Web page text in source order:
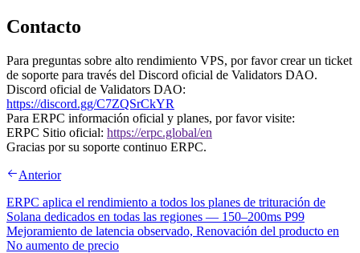
Contacto
Para preguntas sobre alto rendimiento VPS, por favor crear un ticket
de soporte para través del Discord oficial de Validators DAO.
Discord oficial de Validators DAO:
https://discord.gg/C7ZQSrCkYR
Para ERPC información oficial y planes, por favor visite:
ERPC Sitio oficial: https://erpc.global/en
Gracias por su soporte continuo ERPC.
Anterior
ERPC aplica el rendimiento a todos los planes de trituración de
Solana dedicados en todas las regiones — 150–200ms P99
Mejoramiento de latencia observado, Renovación del producto en
No aumento de precio